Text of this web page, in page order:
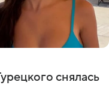
снялась